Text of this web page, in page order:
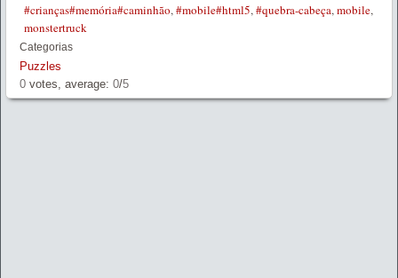
#crianças#memória#caminhão,#mobile#html5,#quebra-cabeça,mobile,
monstertruck
Categorias
Puzzles
0 votes, average: 0/5